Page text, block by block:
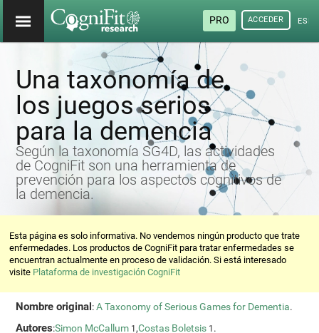
PRO ACCEDER
Una taxonomía de
los juegos serios
para la demencia
Según la taxonomía SG4D, las actividades
de CogniFit son una herramienta de
prevención para los aspectos cognitivos de
la demencia.
Esta página es solo informativa. No vendemos ningún producto que trate
enfermedades. Los productos de CogniFit para tratar enfermedades se
encuentran actualmente en proceso de validación. Si está interesado
visite Plataforma de investigación CogniFit
Nombre original:A Taxonomy of Serious Games for Dementia.
Autores:Simon McCallum 1,Costas Boletsis 1 .